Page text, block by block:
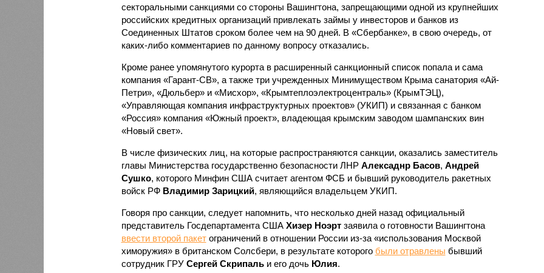
секторальными санкциями со стороны Вашингтона, запрещающими одной из крупнейших
российских кредитных организаций привлекать займы у инвесторов и банков из
Соединенных Штатов сроком более чем на 90 дней. В «Сбербанке», в свою очередь, от
каких-либо комментариев по данному вопросу отказались.
Кроме ранее упомянутого курорта в расширенный санкционный список попала и сама
компания «Гарант-СВ», а также три учрежденных Минимуществом Крыма санатория «Ай-
Петри», «Дюльбер» и «Мисхор», «Крымтеплоэлектроцентраль» (КрымТЭЦ),
«Управляющая компания инфраструктурных проектов» (УКИП) и связанная с банком
«Россия» компания «Южный проект», владеющая крымским заводом шампанских вин
«Новый свет».
В числе физических лиц, на которые распространяются санкции, оказались заместитель
главы Министерства государственно безопасности ЛНР Алексаднр Басов, Андрей
Сушко, которого Минфин США считает агентом ФСБ и бывший руководитель ракетных
войск РФ Владимир Зарицкий, являющийся владельцем УКИП.
Говоря про санкции, следует напомнить, что несколько дней назад официальный
представитель Госдепартамента США Хизер Ноэртзаявила о готовности Вашингтона
ввести второй пакетограничений в отношении России из-за «использования Москвой
химоружия» в британском Солсбери, в результате которого были отравлены бывший
сотрудник ГРУ Сергей Скрипальи его дочь Юлия.